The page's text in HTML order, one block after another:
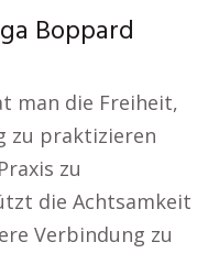
Boppard
man die Freiheit,
zu praktizieren
zu
die Achtsamkeit
Verbindung zu